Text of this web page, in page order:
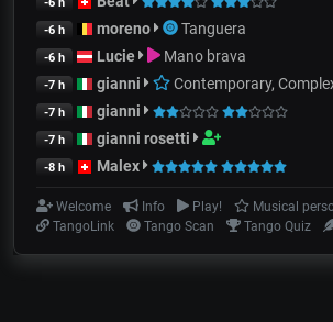
-6 h moreno Tanguera
-6 h Lucie Mano brava
-7 h gianni Contemporary,
-7 h gianni
-7 h gianni rosetti
-8 h Malex
Welcome Info Play!
Musical
TangoLink
Tango Scan Tango Quiz